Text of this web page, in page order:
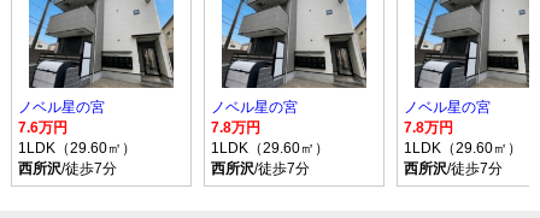
ノベル星の宮
7.6万円
1LDK（29.60㎡）
西所沢/徒歩7分
ノベル星の宮
7.8万円
1LDK（29.60㎡）
西所沢/徒歩7分
ノベル星の宮
7.8万円
1LDK（29.60㎡）
西所沢/徒歩7分